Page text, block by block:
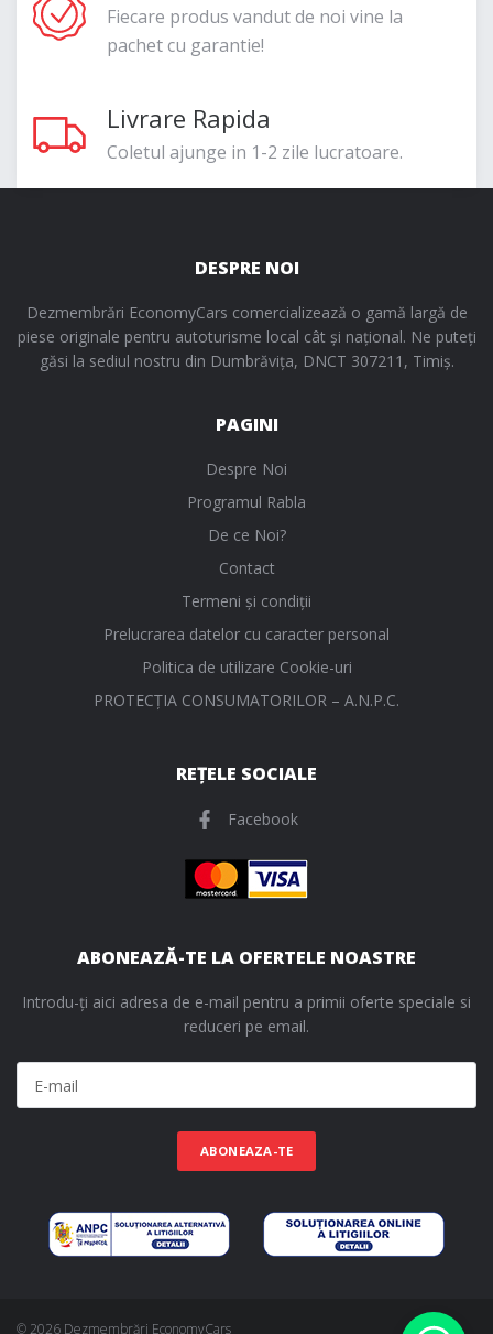
Fiecare produs vandut de noi vine la
pachet cu garantie!
Livrare Rapida
Coletul ajunge in 1-2 zile lucratoare.
DESPRE NOI
Dezmembrări EconomyCars comercializează o gamă largă de
piese originale pentru autoturisme local cât și național. Ne puteți
găsi la sediul nostru din Dumbrăvița, DNCT 307211, Timiș.
PAGINI
Despre Noi
Programul Rabla
De ce Noi?
Contact
Termeni și condiții
Prelucrarea datelor cu caracter personal
Politica de utilizare Cookie-uri
PROTECŢIA CONSUMATORILOR – A.N.P.C.
REȚELE SOCIALE
Facebook
ABONEAZĂ-TE LA OFERTELE NOASTRE
Introdu-ți aici adresa de e-mail pentru a primii oferte speciale si
reduceri pe email.
ABONEAZA-TE
© 2026 Dezmembrări EconomyCars